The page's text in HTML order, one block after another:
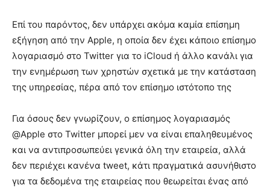
Επί του παρόντος, δεν υπάρχει ακόμα καμία επίσημη
εξήγηση από την Apple, η οποία δεν έχει κάποιο επίσημο
λογαριασμό στο Twitter για το iCloud ή άλλο κανάλι για
την ενημέρωση των χρηστών σχετικά με την κατάσταση
της υπηρεσίας, πέρα από τον επίσημο ιστότοπο της
Για όσους δεν γνωρίζουν, ο επίσημος λογαριασμός
@Apple στο Twitter μπορεί μεν να είναι επαληθευμένος
και να αντιπροσωπεύει γενικά όλη την εταιρεία, αλλά
δεν περιέχει κανένα tweet, κάτι πραγματικά ασυνήθιστο
για τα δεδομένα της εταιρείας που θεωρείται ένας από